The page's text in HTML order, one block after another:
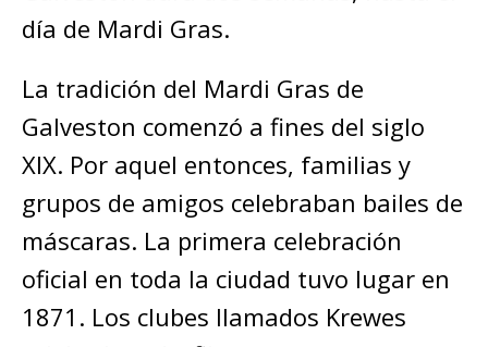
día de Mardi Gras.
La tradición del Mardi Gras de
Galveston comenzó a fines del siglo
XIX. Por aquel entonces, familias y
grupos de amigos celebraban bailes de
máscaras. La primera celebración
oficial en toda la ciudad tuvo lugar en
1871. Los clubes llamados Krewes